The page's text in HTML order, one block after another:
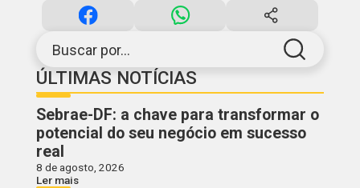
Buscar por...
ÚLTIMAS NOTÍCIAS
Sebrae-DF: a chave para transformar o
potencial do seu negócio em sucesso
real
8 de agosto, 2026
Ler mais